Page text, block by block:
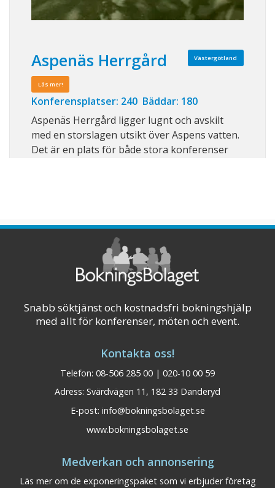
Västergötland
Aspenäs Herrgård
Läs mer!
Konferensplatser: 240 Bäddar: 180
Aspenäs Herrgård ligger lugnt och avskilt
med en storslagen utsikt över Aspens vatten.
Det är en plats för både stora konferenser
aktiviteter. Aspe ...
Snabb söktjänst och kostnadsfri bokningshjälp
med allt för konferenser, möten och event.
Kontakta oss!
Telefon: 08-506 285 00 | 020-10 00 59
Adress: Svärdvägen 11, 182 33 Danderyd
E-post: info@bokningsbolaget.se
www.bokningsbolaget.se
Medverkan och annonsering
Läs mer om de exponeringspaket som vi erbjuder företag